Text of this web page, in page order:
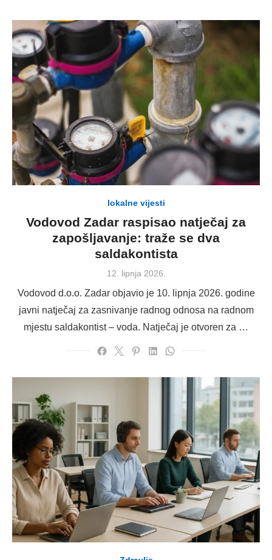
lokalne vijesti
Vodovod Zadar raspisao natječaj za
zapošljavanje: traže se dva
saldakontista
Posted
12. lipnja 2026.
Vodovod d.o.o. Zadar objavio je 10. lipnja 2026. godine
javni natječaj za zasnivanje radnog odnosa na radnom
mjestu saldakontist – voda. Natječaj je otvoren za …